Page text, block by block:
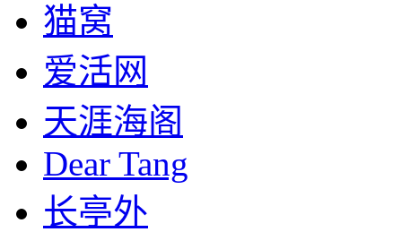
猫窝
爱活网
天涯海阁
Dear Tang
长亭外